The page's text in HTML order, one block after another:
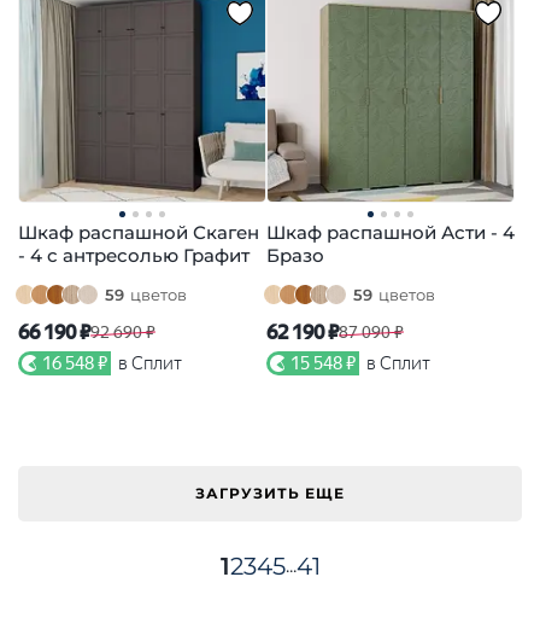
Шкаф распашной Скаген
- 4 с антресолью Графит
59 цветов
66 190 ₽92 690 ₽
16 548 ₽ в Сплит
Шкаф распашной Асти - 4
Бразо
59 цветов
62 190 ₽87 090 ₽
15 548 ₽ в Сплит
ЗАГРУЗИТЬ ЕЩЕ
12345...41